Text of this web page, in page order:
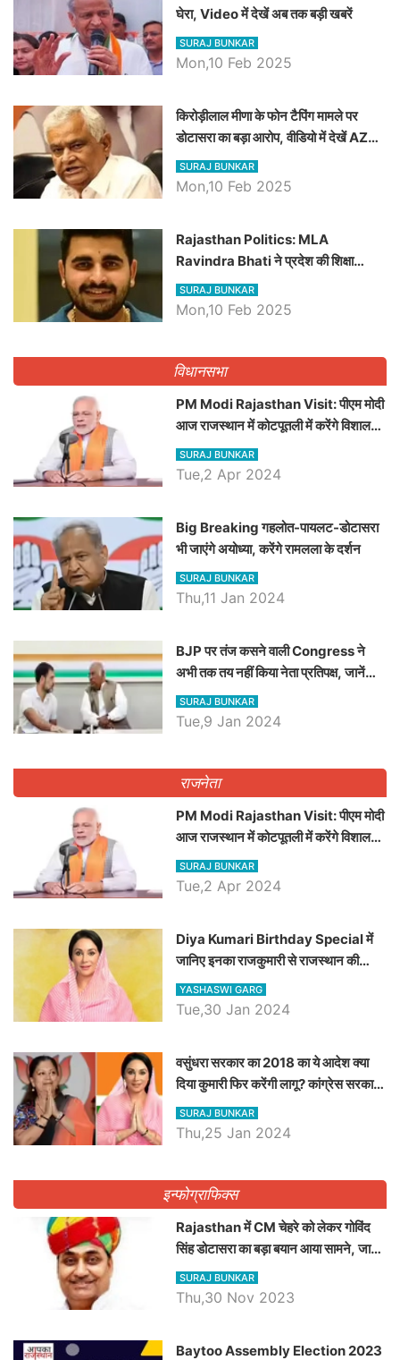
घेरा, Video में देखें अब तक बड़ी खबरें
SURAJ BUNKAR
Mon,10 Feb 2025
किरोड़ीलाल मीणा के फोन टैपिंग मामले पर
डोटासरा का बड़ा आरोप, वीडियो में देखें AZ
बड़ी खबरें
SURAJ BUNKAR
Mon,10 Feb 2025
Rajasthan Politics: MLA
Ravindra Bhati ने प्रदेश की शिक्षा
व्यवस्था पर उठाए सवाल, Madan
Dilawar पर हमला करते हुए गिनवाये खाली
SURAJ BUNKAR
Mon,10 Feb 2025
विधानसभा
PM Modi Rajasthan Visit: पीएम मोदी
आज राजस्थान में कोटपूतली में करेंगे विशाल
रैली, एक सभा से 8 सीटों पर साधेगें निशाना
SURAJ BUNKAR
Tue,2 Apr 2024
Big Breaking गहलोत-पायलट-डोटासरा
भी जाएंगे अयोध्या, करेंगे रामलला के दर्शन
SURAJ BUNKAR
Thu,11 Jan 2024
BJP पर तंज कसने वाली Congress ने
अभी तक तय नहीं किया नेता प्रतिपक्ष, जानें
कौन होगा दावेदार
SURAJ BUNKAR
Tue,9 Jan 2024
राजनेता
PM Modi Rajasthan Visit: पीएम मोदी
आज राजस्थान में कोटपूतली में करेंगे विशाल
रैली, एक सभा से 8 सीटों पर साधेगें निशाना
SURAJ BUNKAR
Tue,2 Apr 2024
Diya Kumari Birthday Special में
जानिए इनका राजकुमारी से राजस्थान की
डिप्टी सीएम बनने तक का सफर, एक क्लिक में
जाने पूरा जीवन परिचय
YASHASWI GARG
Tue,30 Jan 2024
वसुंधरा सरकार का 2018 का ये आदेश क्या
दिया कुमारी फिर करेंगी लागू? कांग्रेस सरकार
ने किया था निरस्त
SURAJ BUNKAR
Thu,25 Jan 2024
इन्फोग्राफिक्स
Rajasthan में CM चेहरे को लेकर गोविंद
सिंह डोटासरा का बड़ा बयान आया सामने, जानें
विचार
SURAJ BUNKAR
Thu,30 Nov 2023
Baytoo Assembly Election 2023